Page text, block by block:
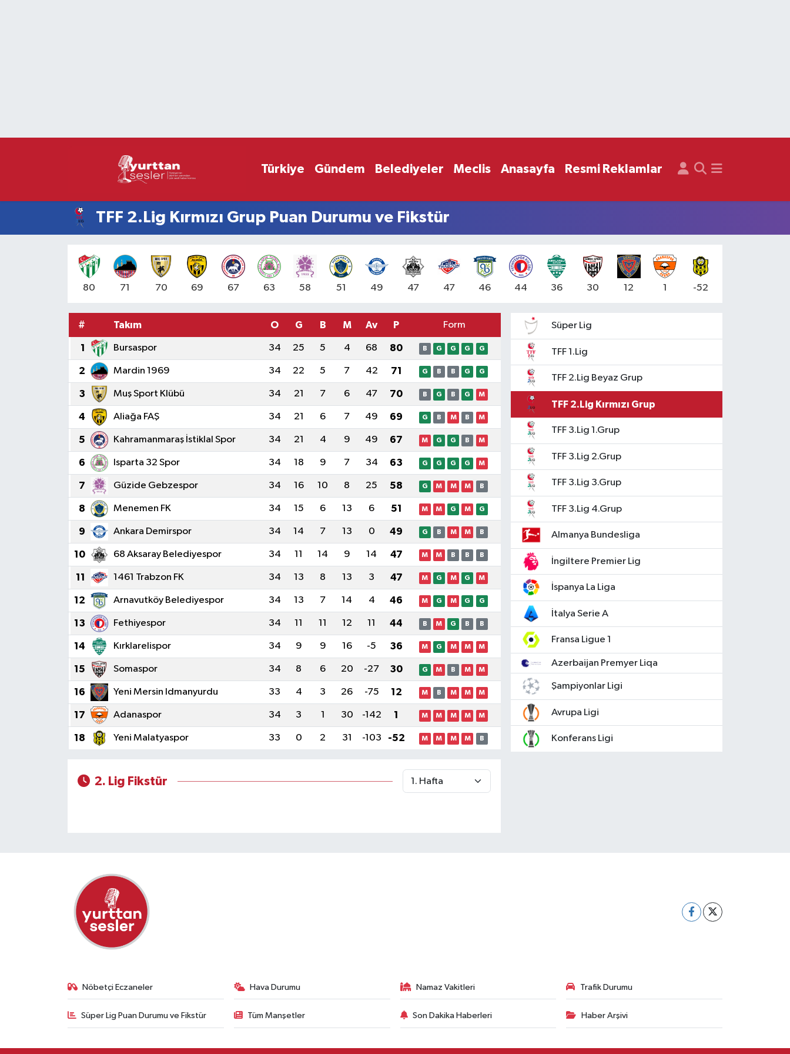
Türkiye Gündem Belediyeler Meclis Anasayfa Resmi Reklamlar
TFF 2.Lig Kırmızı Grup Puan Durumu ve Fikstür
80 71 70 69 67 63 58 51 49 47 47 46 44 36 30 12 1 -52
# Takım O G B M Av P Form
1 Bursaspor 34 25 5 4 68 80 B G G G G
2 Mardin 1969 34 22 5 7 42 71 G B B G G
3 Muş Sport Klübü 34 21 7 6 47 70 B G B G M
4 Aliağa FAŞ 34 21 6 7 49 69 G B M B M
5 Kahramanmaraş İstiklal Spor 34 21 4 9 49 67 M G G B M
6 Isparta 32 Spor 34 18 9 7 34 63 G G G G M
7 Güzide Gebzespor 34 16 10 8 25 58 G M M M B
8 Menemen FK 34 15 6 13 6 51 M M G M G
9 Ankara Demirspor 34 14 7 13 0 49 G B M M B
10 68 Aksaray Belediyespor 34 11 14 9 14 47 M M B B B
11 1461 Trabzon FK 34 13 8 13 3 47 M G M G M
12 Arnavutköy Belediyespor 34 13 7 14 4 46 M G M G G
13 Fethiyespor 34 11 11 12 11 44 B M G B B
14 Kırklarelispor 34 9 9 16 -5 36 M G M M M
15 Somaspor 34 8 6 20 -27 30 G M B M M
16 Yeni Mersin Idmanyurdu 33 4 3 26 -75 12 M B M M M
17 Adanaspor 34 3 1 30 -142 1 M M M M M
18 Yeni Malatyaspor 33 0 2 31 -103 -52 M M M M B
2. Lig Fikstür
Süper Lig
TFF 1.Lig
TFF 2.Lig Beyaz Grup
TFF 2.Lig Kırmızı Grup
TFF 3.Lig 1.Grup
TFF 3.Lig 2.Grup
TFF 3.Lig 3.Grup
TFF 3.Lig 4.Grup
Almanya Bundesliga
İngiltere Premier Lig
İspanya La Liga
İtalya Serie A
Fransa Ligue 1
Azerbaijan Premyer Liqa
Şampiyonlar Ligi
Avrupa Ligi
Konferans Ligi
Nöbetçi Eczaneler Hava Durumu Namaz Vakitleri Trafik Durumu
Süper Lig Puan Durumu ve Fikstür Tüm Manşetler Son Dakika Haberleri Haber Arşivi
Süper Lig Puan Durumu ve Fikstür
Son Dakika Haberleri
Haber Arşivi